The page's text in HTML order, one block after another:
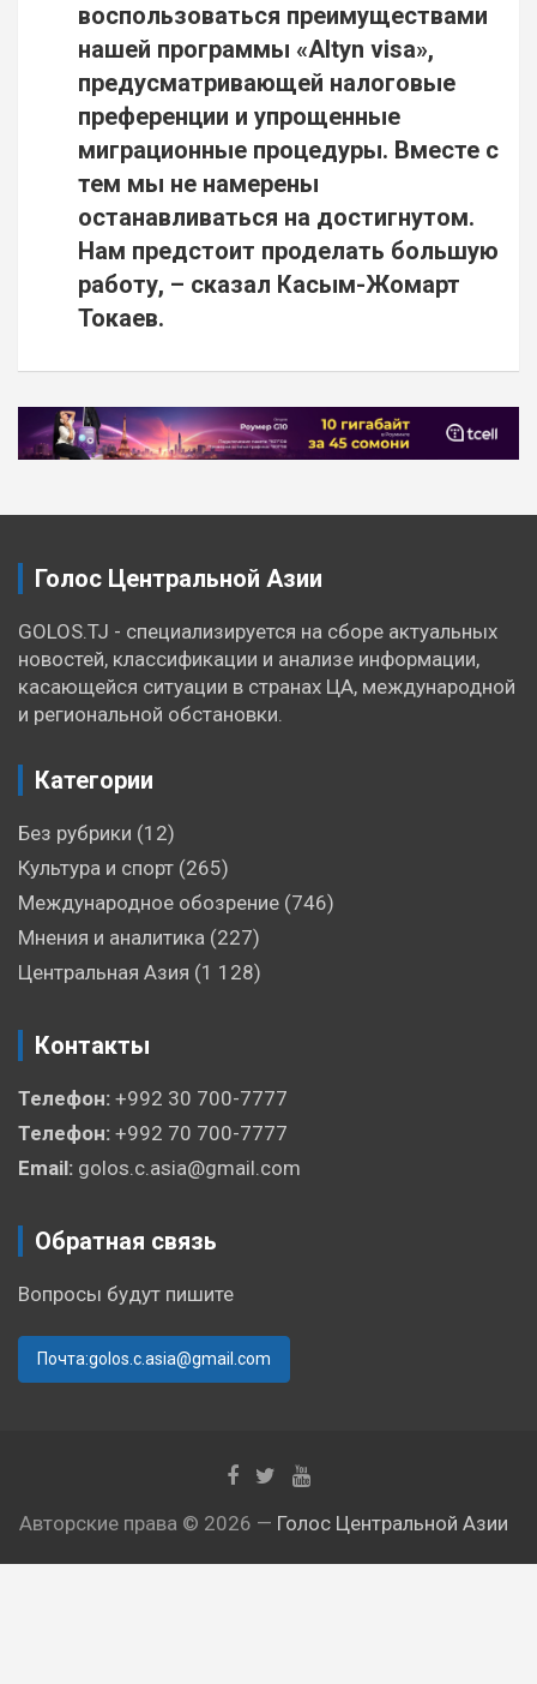
воспользоваться преимуществами
нашей программы «Altyn visa»,
предусматривающей налоговые
преференции и упрощенные
миграционные процедуры. Вместе с
тем мы не намерены
останавливаться на достигнутом.
Нам предстоит проделать большую
работу, – сказал Касым-Жомарт
Токаев.
Навигация
по
Голос Центральной Азии
GOLOS.TJ - специализируется на сборе актуальных
новостей, классификации и анализе информации,
касающейся ситуации в странах ЦА, международной
и региональной обстановки.
Категории
Без рубрики (12)
Культура и спорт (265)
Международное обозрение (746)
Мнения и аналитика (227)
Центральная Азия (1 128)
Контакты
Телефон: +992 30 700-7777
Телефон: +992 70 700-7777
Email: golos.c.asia@gmail.com
Обратная связь
Вопросы будут пишите
Почта:golos.c.asia@gmail.com
Авторские права © 2026 — Голос Центральной Азии